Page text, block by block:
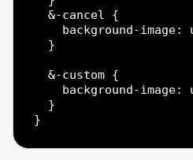
  &-cancel {
  &-custom {